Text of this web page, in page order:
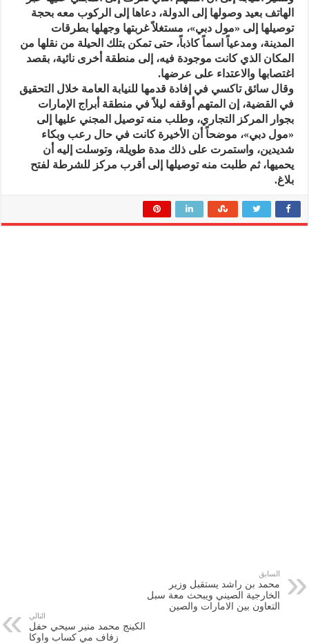
الهاتف بعيد وصولها إلى الدولة، دعاها إلى الركوب معه بحجة
توصيلها إلى «مول دبي»، مستغلاً غربتها وجهلها بطرقات
المدينة، ومدعياً اسماً كاذباً، حتى تمكن بتلك الحيلة من نقلها من
المكان الذي كانت موجودة فيه، إلى منطقة أخرى نائية، بقصد
اغتصابها والاعتداء على عرضها.
وقال سائق تاكسي في إفادة قدمها للنيابة العامة خلال التحقيق
في القضية، إن المتهم أوقفه ليلاً في منطقة أبراج الإمارات
بجوار المركز التجاري، وطلب منه توصيل المجني عليها إلى
«مول دبي»، موضحاً أن الأخيرة كانت في حال رعب وبكاء
شديدين، واستمرت على ذلك مدة طويلة، وتوسلت إليه أن
يحميها، ثم طلبت منه توصيلها إلى أقرب مركز للشرطة لفتح
بلاغ.
السابق
محمد بن راشد يستقبل وزير
الخارجية الصيني ويبحث معة سبل
التعاون بين الامارات والصين
التالي
الكينج محمد منير سيحي حفل
زفاف مي كساب واوكا